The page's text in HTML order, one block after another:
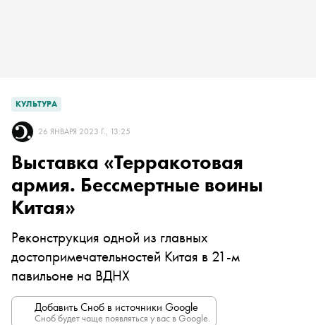
КУЛЬТУРА
26 ЯНВАРЯ 2023 Г., 13:25
Выставка «Терракотовая
армия. Бессмертные воины
Китая»
Реконструкция одной из главных
достопримечательностей Китая в 21-м
павильоне на ВДНХ
Добавить Сноб в источники Google
Сноб будет чаще появляться у вас в Google.